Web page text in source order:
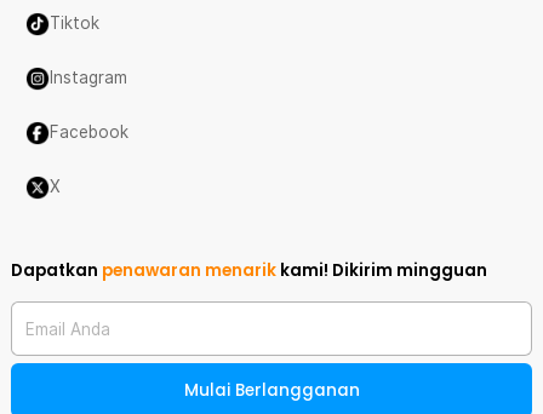
Tiktok
Instagram
Facebook
X
Dapatkan penawaran menarik kami! Dikirim mingguan
Email Anda
Mulai Berlangganan